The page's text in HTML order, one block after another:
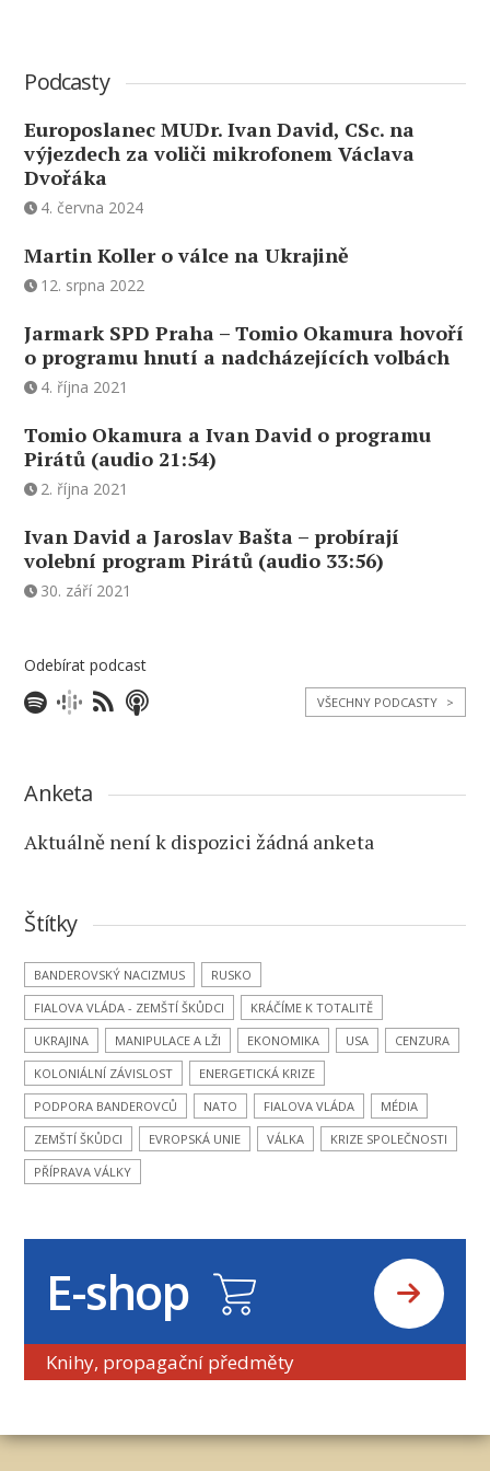
Podcasty
Europoslanec MUDr. Ivan David, CSc. na
výjezdech za voliči mikrofonem Václava
Dvořáka
4. června 2024
Martin Koller o válce na Ukrajině
12. srpna 2022
Jarmark SPD Praha – Tomio Okamura hovoří
o programu hnutí a nadcházejících volbách
4. října 2021
Tomio Okamura a Ivan David o programu
Pirátů (audio 21:54)
2. října 2021
Ivan David a Jaroslav Bašta – probírají
volební program Pirátů (audio 33:56)
30. září 2021
Odebírat podcast
VŠECHNY PODCASTY >
Anketa
Aktuálně není k dispozici žádná anketa
Štítky
BANDEROVSKÝ NACIZMUS
RUSKO
FIALOVA VLÁDA - ZEMŠTÍ ŠKŮDCI
KRÁČÍME K TOTALITĚ
UKRAJINA
MANIPULACE A LŽI EKONOMIKA USA
CENZURA
KOLONIÁLNÍ ZÁVISLOST
ENERGETICKÁ KRIZE
PODPORA BANDEROVCŮ
NATO FIALOVA VLÁDA
MÉDIA
ZEMŠTÍ ŠKŮDCI
EVROPSKÁ UNIE VÁLKA
KRIZE SPOLEČNOSTI
PŘÍPRAVA VÁLKY
E-shop
Knihy, propagační předměty